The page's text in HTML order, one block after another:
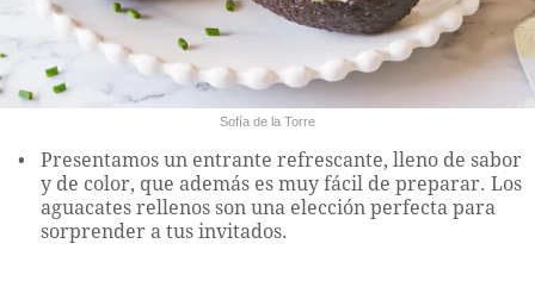
Sofía de la Torre
Presentamos un entrante refrescante, lleno de sabor
y de color, que además es muy fácil de preparar. Los
aguacates rellenos son una elección perfecta para
sorprender a tus invitados.